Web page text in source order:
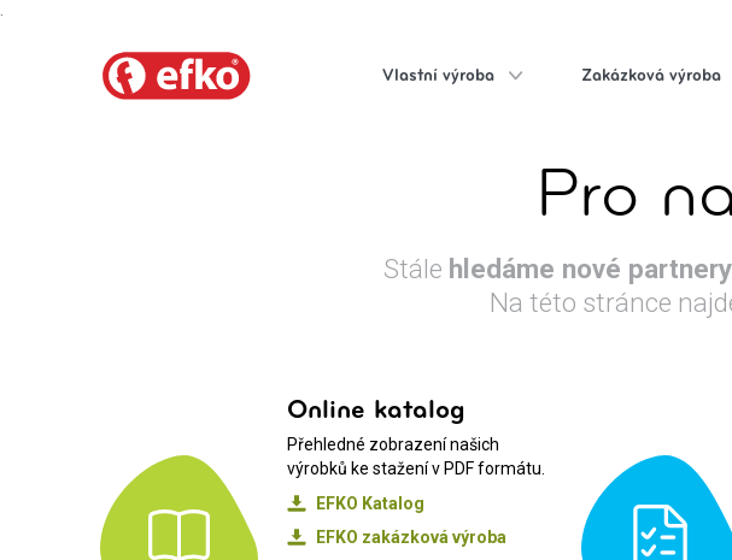
.
Vlastní výroba Zakázková výroba
Pro
Stále hledáme nové partnery
Na této stránce
Online katalog
Přehledné zobrazení našich
výrobků ke stažení v PDF formátu.
EFKO Katalog
EFKO zakázková výroba